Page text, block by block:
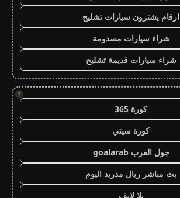
ارقام يشترون سيارات تشليح
شراء سيارات مصدومة
شراء سيارات قديمة تشليح
!
كورة 365
كورة سيتي
جول العرب goalarab
بث مباشر ريال مدريد اليوم
يلا لايف